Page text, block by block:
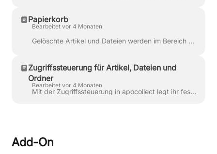
Papierkorb
Bearbeitet vor 4 Monaten
Gelöschte Artikel und Dateien werden im Bereich Wiki & Dateien nicht sofort endgültig entfernt, sondern zunächst in den Papierkorb verschoben. Dor...
Zugriffssteuerung für Artikel, Dateien und
Ordner
Bearbeitet vor 4 Monaten
Mit der Zugriffssteuerung in apocollect legt ihr fest, wer Inhalte sehen, bearbeiten und verwalten darf . Das gilt sowohl für Wiki-Artikel als au...
Add-On